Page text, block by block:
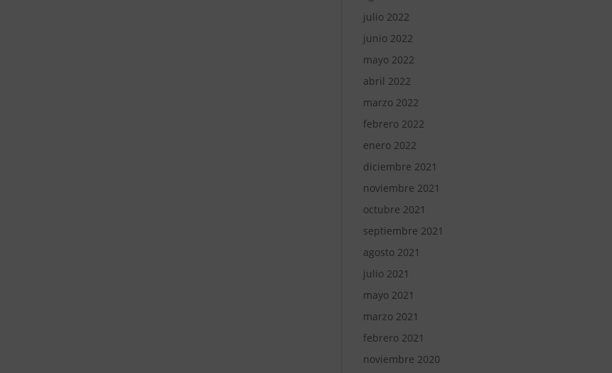
julio 2022
junio 2022
mayo 2022
abril 2022
marzo 2022
febrero 2022
enero 2022
diciembre 2021
noviembre 2021
octubre 2021
septiembre 2021
agosto 2021
julio 2021
mayo 2021
marzo 2021
febrero 2021
noviembre 2020